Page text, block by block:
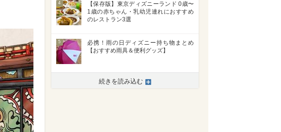
4
【保存版】東京ディズニーランド 0歳〜
1歳の赤ちゃん・乳幼児連れにおすすめ
のレストラン3選
5
必携！雨の日ディズニー持ち物まとめ
【おすすめ雨具＆便利グッズ】
続きを読み込む